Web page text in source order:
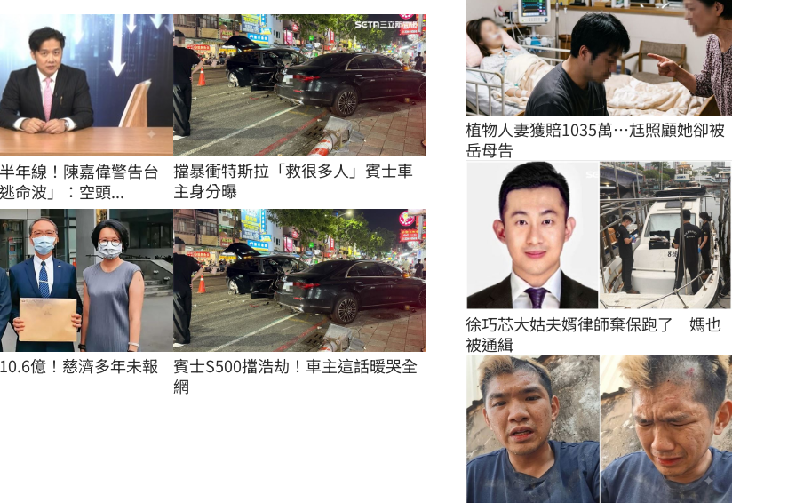
年線！陳嘉偉警告台
命波」：空頭...
擋暴衝特斯拉「救很多人」賓士車
主身分曝
億！慈濟多年未報
賓士S500擋浩劫！車主這話暖哭全
網
植物人妻獲賠1035萬…尪照顧她卻被
岳母告
徐巧芯大姑夫婿律師棄保跑了　媽也
被通緝